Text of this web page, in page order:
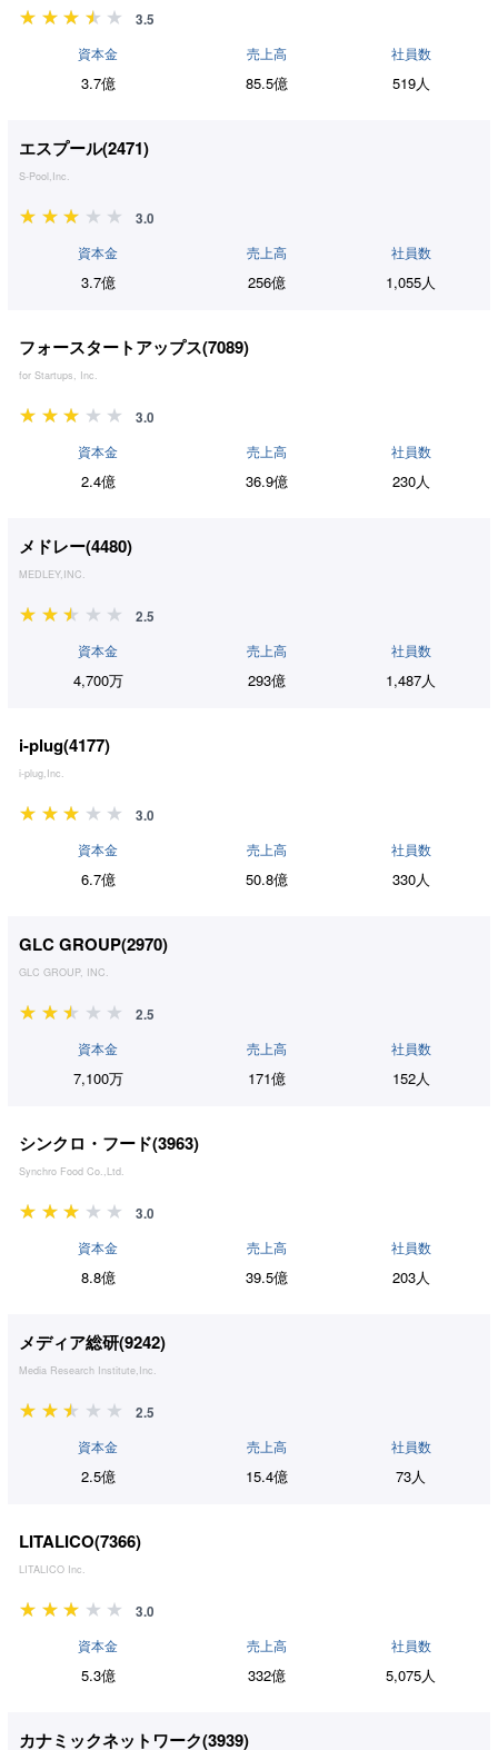
3.5
資本金
3.7億
売上高
85.5億
社員数
519人
エスプール(2471)
S-Pool,Inc.
3.0
資本金
3.7億
売上高
256億
社員数
1,055人
フォースタートアップス(7089)
for Startups, Inc.
3.0
資本金
2.4億
売上高
36.9億
社員数
230人
メドレー(4480)
MEDLEY,INC.
2.5
資本金
4,700万
売上高
293億
社員数
1,487人
i-plug(4177)
i-plug,Inc.
3.0
資本金
6.7億
売上高
50.8億
社員数
330人
GLC GROUP(2970)
GLC GROUP, INC.
2.5
資本金
7,100万
売上高
171億
社員数
152人
シンクロ・フード(3963)
Synchro Food Co.,Ltd.
3.0
資本金
8.8億
売上高
39.5億
社員数
203人
メディア総研(9242)
Media Research Institute,Inc.
2.5
資本金
2.5億
売上高
15.4億
社員数
73人
LITALICO(7366)
LITALICO Inc.
3.0
資本金
5.3億
売上高
332億
社員数
5,075人
カナミックネットワーク(3939)